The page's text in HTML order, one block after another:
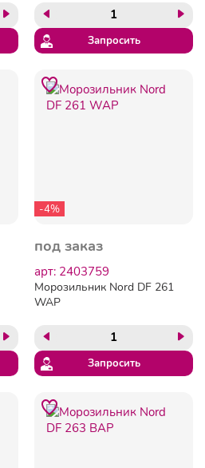
Запросить
-4%
под заказ
арт: 2403759
Морозильник Nord DF 261
WAP
Запросить